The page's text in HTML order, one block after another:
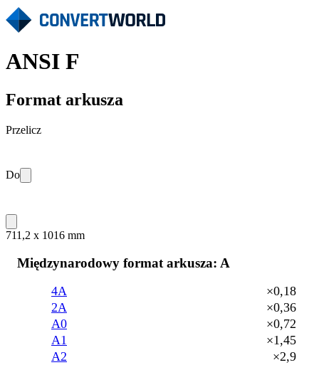
ANSI F
Format arkusza
Przelicz
Do
711,2 x 1016 mm
Międzynarodowy format arkusza: A
4A
×0,18
2A
×0,36
A0
×0,72
A1
×1,45
A2
×2,9